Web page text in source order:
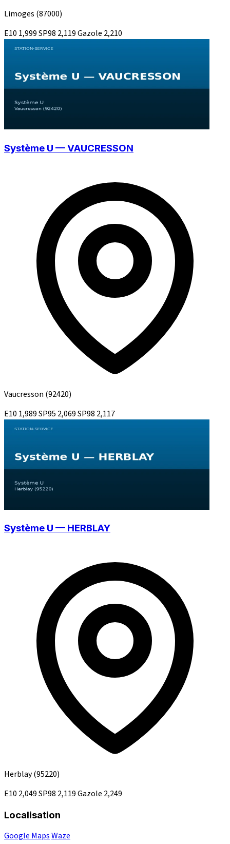
Limoges (87000)
E10 1,999SP98 2,119Gazole 2,210
Système U — VAUCRESSON
Vaucresson (92420)
E10 1,989SP95 2,069SP98 2,117
Système U — HERBLAY
Herblay(95220)
E10 2,049SP98 2,119Gazole 2,249
Localisation
Google MapsWaze